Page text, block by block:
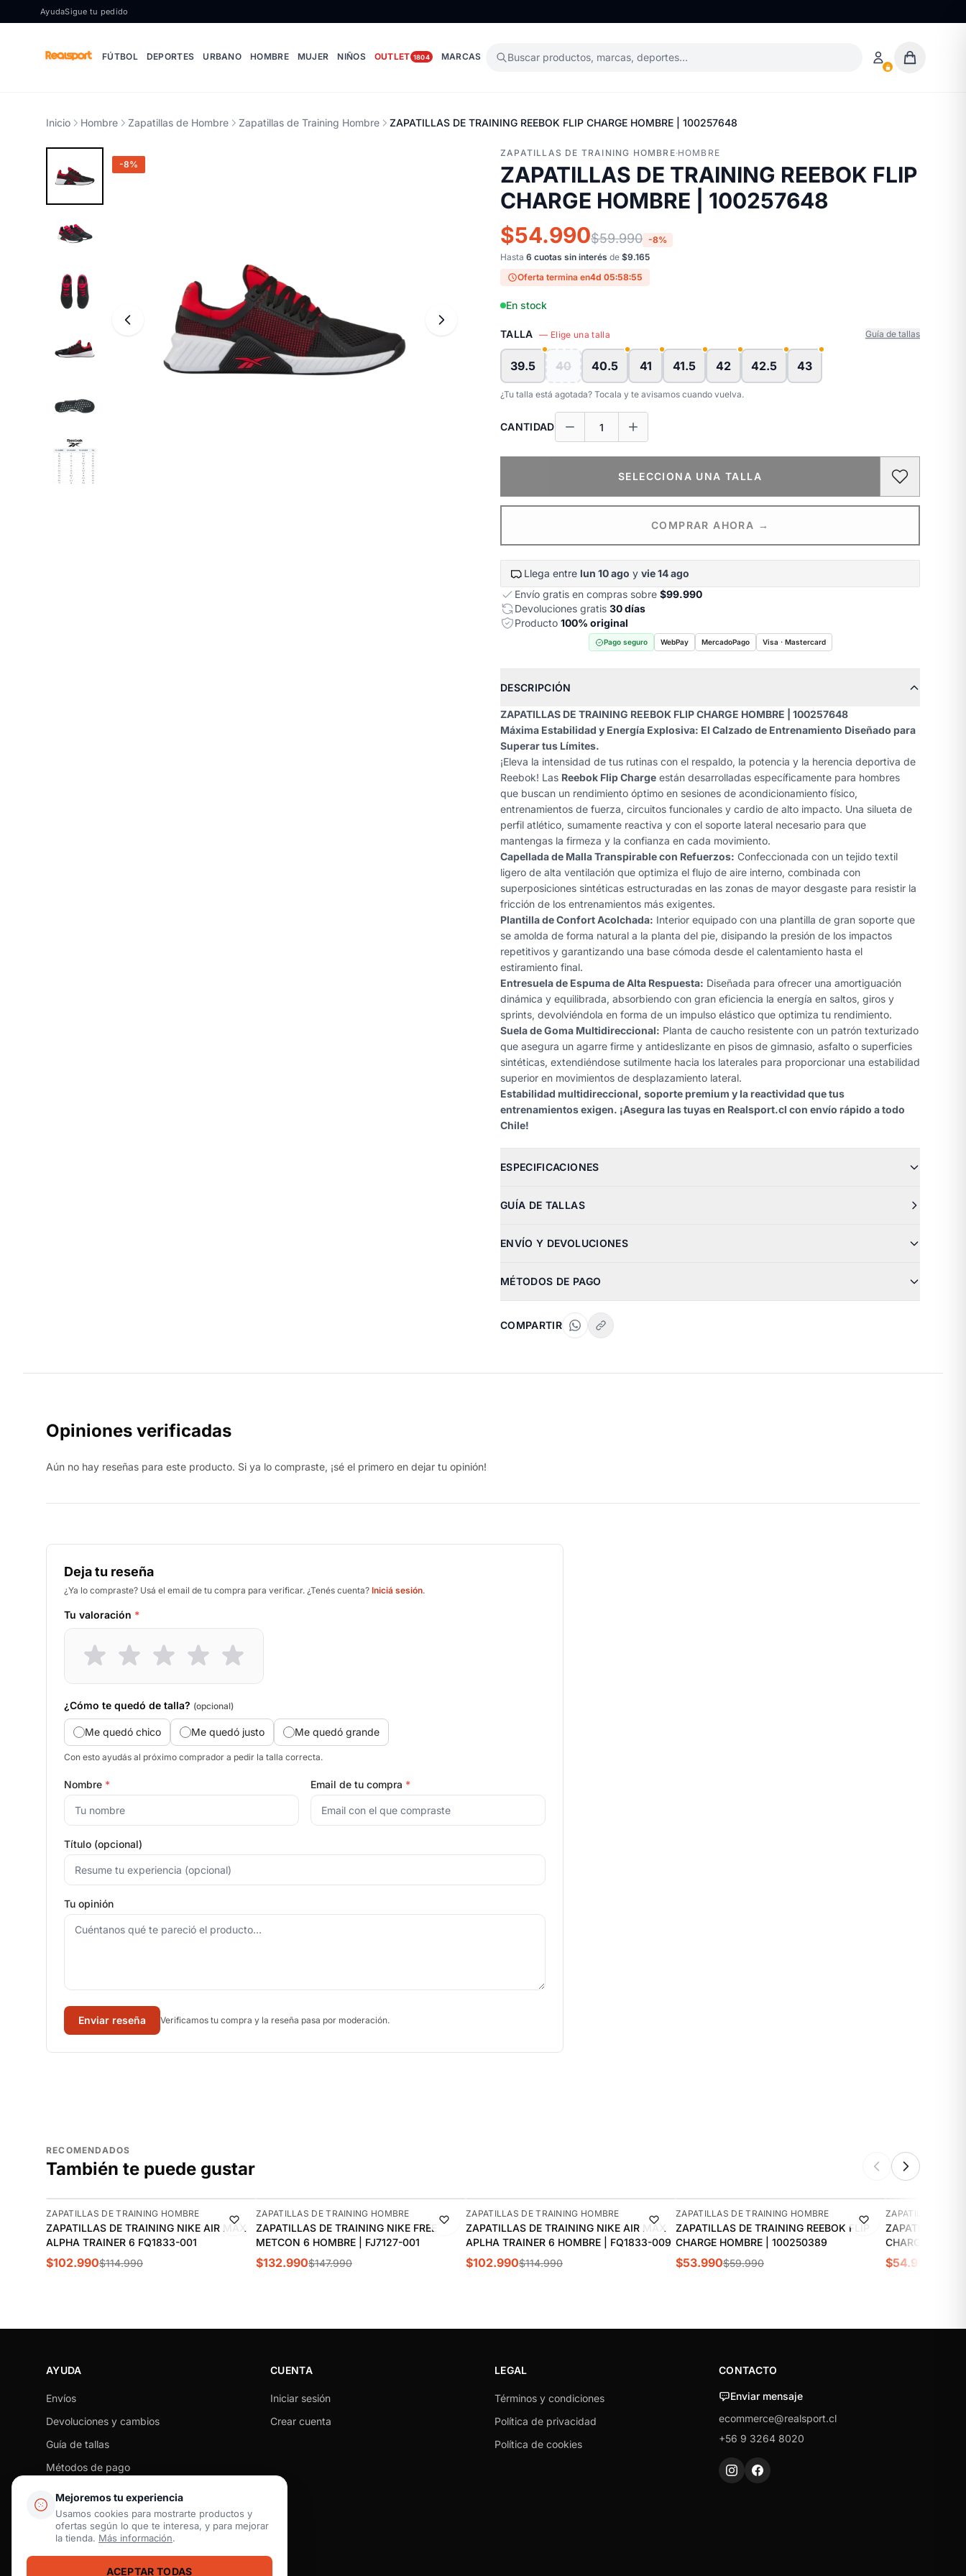
Ir al contenido
Mejoremos tu experiencia
Usamos cookies para mostrarte productos y
ofertas según lo que te interesa, y para mejorar
la tienda. Más información.
ACEPTAR TODAS
AyudaSigue tu pedido
FÚTBOL DEPORTES URBANO HOMBRE MUJER NIÑOS OUTLET 1804 MARCAS Buscar productos, marcas, deportes…
Inicio Hombre Zapatillas de Hombre Zapatillas de Training Hombre ZAPATILLAS DE TRAINING REEBOK FLIP CHARGE HOMBRE | 100257648
-8%
ZAPATILLAS DE TRAINING HOMBRE·HOMBRE
ZAPATILLAS DE TRAINING REEBOK FLIP
CHARGE HOMBRE | 100257648
$54.990$59.990 -8%
Hasta 6 cuotas sin interés de $9.165
Oferta termina en4d 05:58:54
En stock
TALLA — Elige una talla Guía de tallas
39.5 40 40.5 41 41.5 42 42.5 43
¿Tu talla está agotada? Tocala y te avisamos cuando vuelva.
CANTIDAD
SELECCIONA UNA TALLA
COMPRAR AHORA →
Llega entre lun 10 ago y vie 14 ago
Envío gratis en compras sobre $99.990
Devoluciones gratis 30 días
Producto 100% original
Pago seguro WebPay MercadoPago Visa · Mastercard
DESCRIPCIÓN
ZAPATILLAS DE TRAINING REEBOK FLIP CHARGE HOMBRE | 100257648
Máxima Estabilidad y Energía Explosiva: El Calzado de Entrenamiento Diseñado para
Superar tus Límites.
¡Eleva la intensidad de tus rutinas con el respaldo, la potencia y la herencia deportiva de
Reebok! Las Reebok Flip Charge están desarrolladas específicamente para hombres
que buscan un rendimiento óptimo en sesiones de acondicionamiento físico,
entrenamientos de fuerza, circuitos funcionales y cardio de alto impacto. Una silueta de
perfil atlético, sumamente reactiva y con el soporte lateral necesario para que
mantengas la firmeza y la confianza en cada movimiento.
Capellada de Malla Transpirable con Refuerzos: Confeccionada con un tejido textil
ligero de alta ventilación que optimiza el flujo de aire interno, combinada con
superposiciones sintéticas estructuradas en las zonas de mayor desgaste para resistir la
fricción de los entrenamientos más exigentes.
Plantilla de Confort Acolchada: Interior equipado con una plantilla de gran soporte que
se amolda de forma natural a la planta del pie, disipando la presión de los impactos
repetitivos y garantizando una base cómoda desde el calentamiento hasta el
estiramiento final.
Entresuela de Espuma de Alta Respuesta: Diseñada para ofrecer una amortiguación
dinámica y equilibrada, absorbiendo con gran eficiencia la energía en saltos, giros y
sprints, devolviéndola en forma de un impulso elástico que optimiza tu rendimiento.
Suela de Goma Multidireccional: Planta de caucho resistente con un patrón texturizado
que asegura un agarre firme y antideslizante en pisos de gimnasio, asfalto o superficies
sintéticas, extendiéndose sutilmente hacia los laterales para proporcionar una estabilidad
superior en movimientos de desplazamiento lateral.
Estabilidad multidireccional, soporte premium y la reactividad que tus
entrenamientos exigen. ¡Asegura las tuyas en Realsport.cl con envío rápido a todo
Chile!
ESPECIFICACIONES
GUÍA DE TALLAS
ENVÍO Y DEVOLUCIONES
MÉTODOS DE PAGO
COMPARTIR
Opiniones verificadas
Aún no hay reseñas para este producto. Si ya lo compraste, ¡sé el primero en dejar tu opinión!
Deja tu reseña
¿Ya lo compraste? Usá el email de tu compra para verificar. ¿Tenés cuenta? Iniciá sesión.
Tu valoración *
¿Cómo te quedó de talla? (opcional)
Me quedó chico Me quedó justo Me quedó grande
Con esto ayudás al próximo comprador a pedir la talla correcta.
Nombre * Email de tu compra *
Título (opcional)
Tu opinión
Enviar reseña Verificamos tu compra y la reseña pasa por moderación.
RECOMENDADOS
También te puede gustar
-10%
ZAPATILLAS DE TRAINING HOMBRE
ZAPATILLAS DE TRAINING NIKE AIR MAX
ALPHA TRAINER 6 FQ1833-001
$102.990$114.990
-10%
ZAPATILLAS DE TRAINING HOMBRE
ZAPATILLAS DE TRAINING NIKE FREE
METCON 6 HOMBRE | FJ7127-001
$132.990$147.990
-10%
ZAPATILLAS DE TRAINING HOMBRE
ZAPATILLAS DE TRAINING NIKE AIR MAX
APLHA TRAINER 6 HOMBRE | FQ1833-009
$102.990$114.990
-10%
ZAPATILLAS DE TRAINING HOMBRE
ZAPATILLAS DE TRAINING REEBOK FLIP
CHARGE HOMBRE | 100250389
$53.990$59.990
-8%
ZAPATILLAS DE
ZAPATILLAS DE
CHARGE
$54.990
AYUDA
Envíos
Devoluciones y cambios
Guía de tallas
Métodos de pago
Preguntas frecuentes
Contacto
CUENTA
Iniciar sesión
Crear cuenta
LEGAL
Términos y condiciones
Política de privacidad
Política de cookies
CONTACTO
Enviar mensaje
ecommerce@realsport.cl
+56 9 3264 8020